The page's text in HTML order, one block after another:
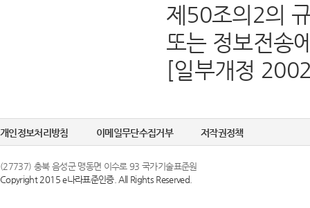
제50조의2의
또는 정보전송
[일부개정
개인정보처리방침 이메일무단수집거부 저작권정책
(27737) 충북 음성군 맹동면 이수로 93 국가기술표준원
Copyright 2015 e나라표준인증. All Rights Reserved.